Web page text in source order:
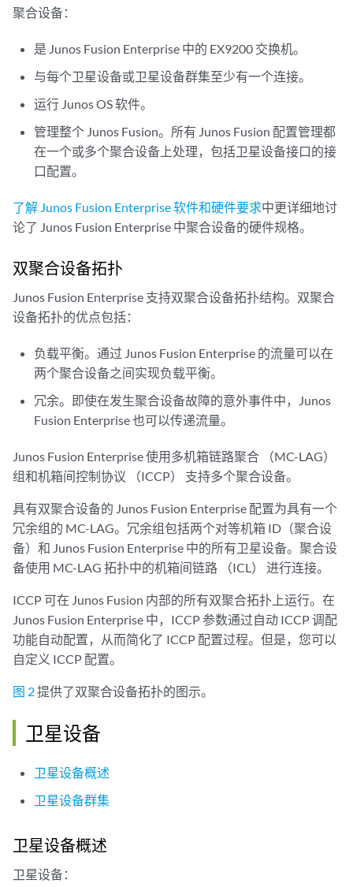
聚合设备：
是 Junos Fusion Enterprise 中的 EX9200 交换机。
与每个卫星设备或卫星设备群集至少有一个连接。
运行 Junos OS 软件。
管理整个 Junos Fusion。所有 Junos Fusion 配置管理都
在一个或多个聚合设备上处理，包括卫星设备接口的接
口配置。
了解 Junos Fusion Enterprise 软件和硬件要求中更详细地讨
论了 Junos Fusion Enterprise 中聚合设备的硬件规格。
双聚合设备拓扑
Junos Fusion Enterprise 支持双聚合设备拓扑结构。双聚合
设备拓扑的优点包括：
负载平衡。通过 Junos Fusion Enterprise 的流量可以在
两个聚合设备之间实现负载平衡。
冗余。即使在发生聚合设备故障的意外事件中，Junos
Fusion Enterprise 也可以传递流量。
Junos Fusion Enterprise 使用多机箱链路聚合 （MC-LAG）
组和机箱间控制协议 （ICCP） 支持多个聚合设备。
具有双聚合设备的 Junos Fusion Enterprise 配置为具有一个
冗余组的 MC-LAG。冗余组包括两个对等机箱 ID（聚合设
备）和 Junos Fusion Enterprise 中的所有卫星设备。聚合设
备使用 MC-LAG 拓扑中的机箱间链路 （ICL） 进行连接。
ICCP 可在 Junos Fusion 内部的所有双聚合拓扑上运行。在
Junos Fusion Enterprise 中，ICCP 参数通过自动 ICCP 调配
功能自动配置，从而简化了 ICCP 配置过程。但是，您可以
自定义 ICCP 配置。
图 2提供了双聚合设备拓扑的图示。
卫星设备
卫星设备概述
卫星设备群集
卫星设备概述
卫星设备：